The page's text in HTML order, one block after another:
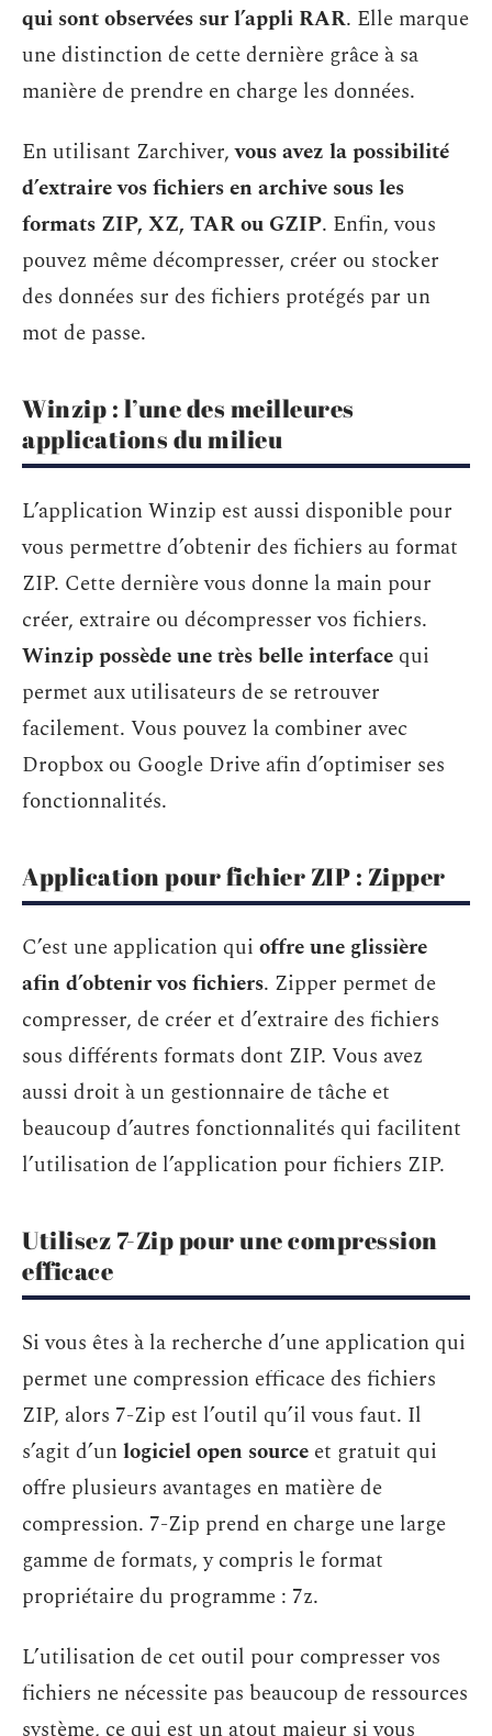
qui sont observées sur l’appli RAR. Elle marque
une distinction de cette dernière grâce à sa
manière de prendre en charge les données.
En utilisant Zarchiver,vous avez la possibilité
d’extraire vos fichiers en archive sous les
formats ZIP, XZ, TAR ou GZIP. Enfin, vous
pouvez même décompresser, créer ou stocker
des données sur des fichiers protégés par un
mot de passe.
Winzip : l’une des meilleures
applications du milieu
L’application Winzip est aussi disponible pour
vous permettre d’obtenir des fichiers au format
ZIP. Cette dernière vous donne la main pour
créer, extraire ou décompresser vos fichiers.
Winzip possède une très belle interface qui
permet aux utilisateurs de se retrouver
facilement. Vous pouvez la combiner avec
Dropbox ou Google Drive afin d’optimiser ses
fonctionnalités.
Application pour fichier ZIP : Zipper
C’est une application qui offre une glissière
afin d’obtenir vos fichiers. Zipper permet de
compresser, de créer et d’extraire des fichiers
sous différents formats dont ZIP. Vous avez
aussi droit à un gestionnaire de tâche et
beaucoup d’autres fonctionnalités qui facilitent
l’utilisation de l’application pour fichiers ZIP.
Utilisez 7-Zip pour une compression
efficace
Si vous êtes à la recherche d’une application qui
permet une compression efficace des fichiers
ZIP, alors 7-Zip est l’outil qu’il vous faut. Il
s’agit d’unlogiciel open source et gratuit qui
offre plusieurs avantages en matière de
compression. 7-Zip prend en charge une large
gamme de formats, y compris le format
propriétaire du programme : 7z.
L’utilisation de cet outil pour compresser vos
fichiers ne nécessite pas beaucoup de ressources